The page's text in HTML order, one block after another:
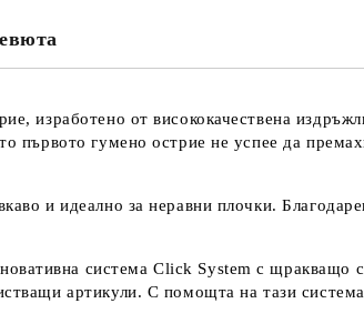
изработено от висококачествена
първото гумено острие не успее да
и идеално за неравни плочки.
система Click System с щракващо
артикули. С помощта на тази система